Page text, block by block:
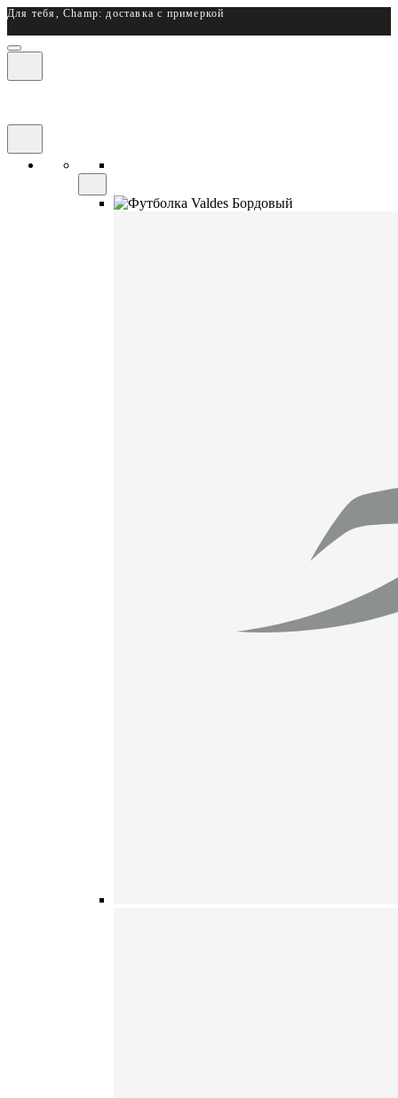
Для тебя, Champ: доставка с примеркой